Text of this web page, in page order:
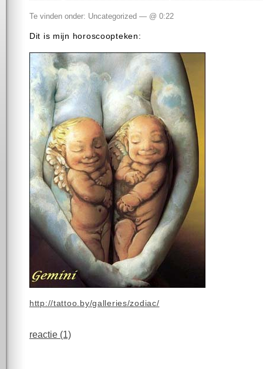
Te vinden onder: Uncategorized — @ 0:22
Dit is mijn horoscoopteken:
http://tattoo.by/galleries/zodiac/
reactie (1)